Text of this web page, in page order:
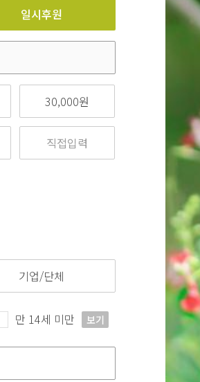
일시후원
30,000원
기업/단체
만 14세 미만 보기